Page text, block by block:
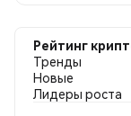
Рейтинг
Тренды
Новые
Лидеры роста